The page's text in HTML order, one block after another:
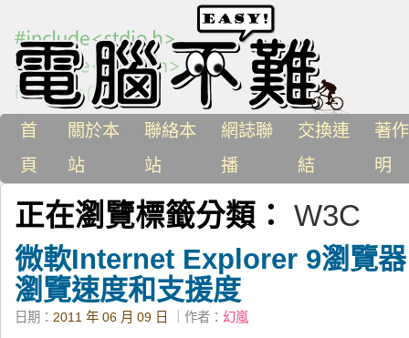
首
頁
關於本
站
聯絡本
站
網誌聯
播
交換連
結
著
明
正在瀏覽標籤分類： W3C
微軟Internet Explorer 9瀏覽
瀏覽速度和支援度
日期： 2011 年 06 月 09 日 ｜作者： 幻嵐